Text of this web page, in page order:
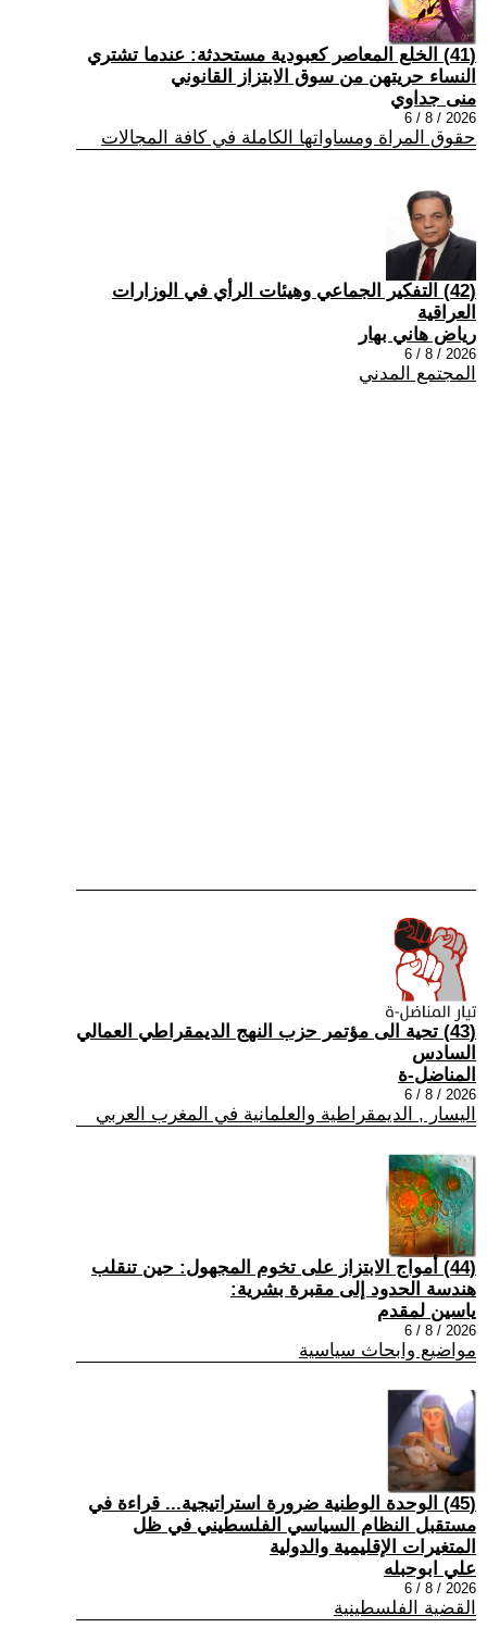
(41) الخلع المعاصر كعبودية مستحدثة: عندما تشتري
النساء حريتهن من سوق الابتزاز القانوني
منى جداوي
2026 / 8 / 6
حقوق المراة ومساواتها الكاملة في كافة المجالات
(42) التفكير الجماعي وهيئات الرأي في الوزارات
العراقية
رياض هاني بهار
2026 / 8 / 6
المجتمع المدني
(43) تحية الى مؤتمر حزب النهج الديمقراطي العمالي
السادس
المناضل-ة
2026 / 8 / 6
اليسار , الديمقراطية والعلمانية في المغرب العربي
(44) أمواج الابتزاز على تخوم المجهول: حين تنقلب
هندسة الحدود إلى مقبرة بشرية:
ياسين لمقدم
2026 / 8 / 6
مواضيع وابحاث سياسية
(45) الوحدة الوطنية ضرورة استراتيجية... قراءة في
مستقبل النظام السياسي الفلسطيني في ظل
المتغيرات الإقليمية والدولية
علي ابوحبله
2026 / 8 / 6
القضية الفلسطينية